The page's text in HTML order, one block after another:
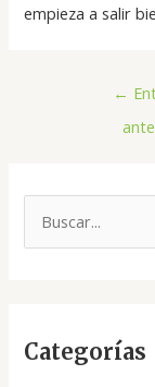
empieza a salir
←
u
a
Categorías